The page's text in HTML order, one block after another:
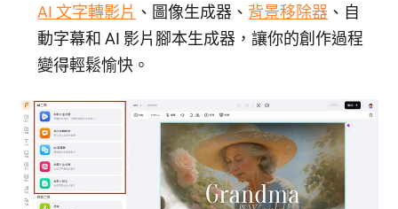
AI 文字轉影片 、圖像生成器、 背景移除器 、自
動字幕和 AI 影片腳本生成器，讓你的創作過程
變得輕鬆愉快。